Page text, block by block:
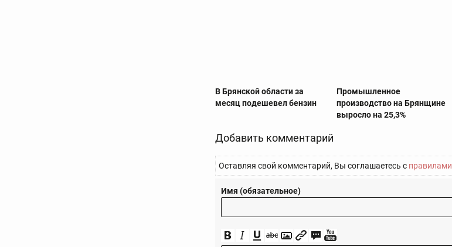
В Брянской области за
месяц подешевел бензин
Промышленное
производство на Брянщине
выросло на 25,3%
Добавить комментарий
Оставляя свой комментарий, Вы соглашаетесь с правилами
Имя (обязательное)